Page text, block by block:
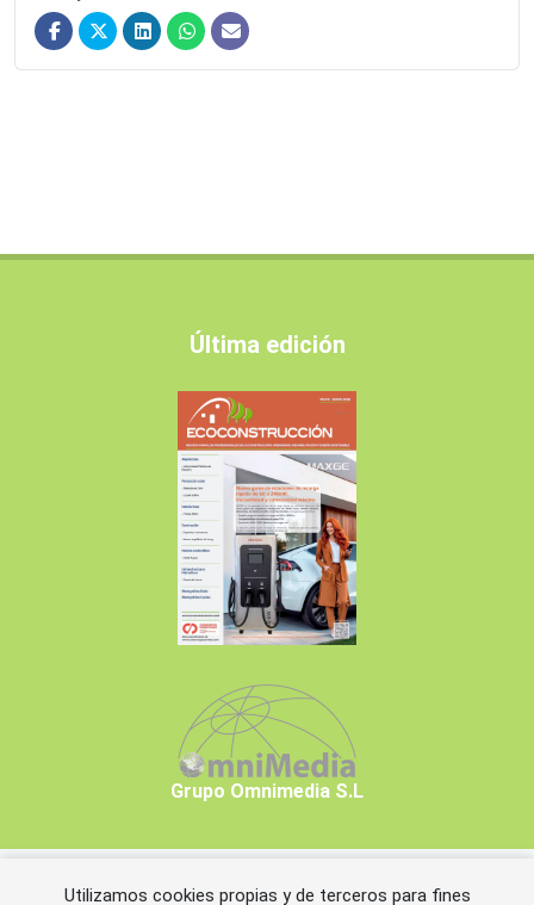
Utilizamos cookies propias y de terceros para fines
Última edición
Grupo Omnimedia S.L